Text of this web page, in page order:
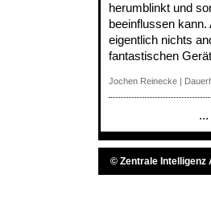
herumblinkt und
beeinflussen kann.
eigentlich nichts
fantastischen
Jochen Reinecke |
...
© Zentrale Intelligenz